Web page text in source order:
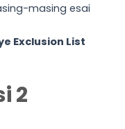
masing esai
Exclusion List
2